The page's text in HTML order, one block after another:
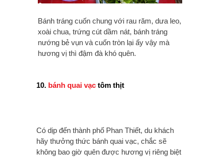
Bánh tráng cuốn chung với rau răm, dưa leo,
xoài chua, trứng cút dầm nát, bánh tráng
nướng bẻ vụn và cuốn tròn lại ấy vậy mà
hương vị thì đậm đà khó quên.
10. bánh quai vạc tôm thịt
Có dịp đến thành phố Phan Thiết, du khách
hãy thưởng thức bánh quai vạc, chắc sẽ
không bao giờ quên được hương vị riêng biệt